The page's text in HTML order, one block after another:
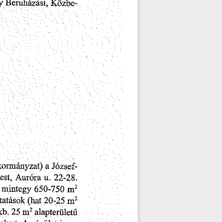
Beruházási,
Közbe
a József-
Auróra u. 22-28.
mintegy 650-750 m2
(hat 20-25 nr
25 m2alapterületű